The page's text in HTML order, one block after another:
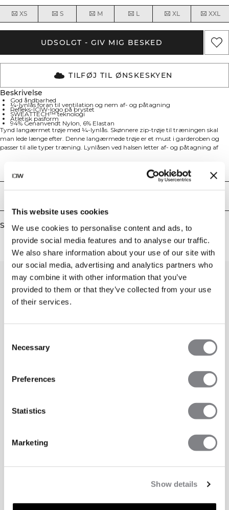
This website uses cookies
We use cookies to personalise content and ads, to
provide social media features and to analyse our traffic.
We also share information about your use of our site with
our social media, advertising and analytics partners who
may combine it with other information that you’ve
provided to them or that they’ve collected from your use
of their services.
Selection
Necessary
Preferences
Statistics
Marketing
Show details
XS S M L XL XXL
UDSOLGT - GIV MIG BESKED
TILFØJ TIL ØNSKESKYEN
Beskrivelse
God åndbarhed
¼-lynlås foran til ventilation og nem af- og påtagning
Refleks-ICIW-logo på brystet
SWEATTECH™ teknologi
Atletisk pasform
94% Genanvendt Nylon, 6% Elastan
Tynd langærmet trøje med ¼-lynlås. Skønnere zip-trøje til træningen skal
man lede længe efter. Denne langærmede trøje er et must i garderoben og
passer til alle typer træning. Lynlåsen ved halsen letter af- og påtagning af
Nylon, 6% Elastan
Similar products